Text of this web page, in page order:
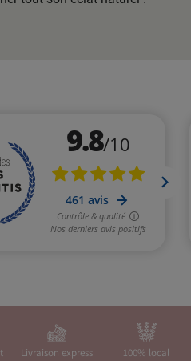
Livraison express
100% local